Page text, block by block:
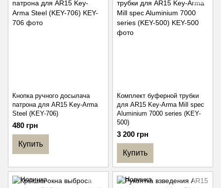
Кнопка ручного досылача
патрона для AR15 Key-Arma
Steel (KEY-706)
480 грн
Купить
Комплект буферной трубки
для AR15 Key-Arma Mill spec
Aluminium 7000 series (KEY-
500)
3 200 грн
Купить